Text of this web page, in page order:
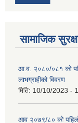
सामाजिक
आ.व. २०८०/०८१ को
लाभग्राहीको विवरण
मिति: 10/10/2023 -
आव २०७९/८० को पहिलो